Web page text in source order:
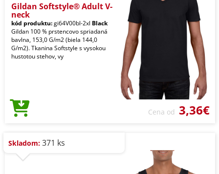
Gildan Softstyle® Adult V-
neck
kód produktu:gi64V00bl-2xl Black
Gildan 100 % prstencovo spriadaná
bavlna, 153,0 G/m2 (biela 144,0
G/m2). Tkanina Softstyle s vysokou
hustotou stehov, vy
Cena od 3,36€
Skladom: 371 ks